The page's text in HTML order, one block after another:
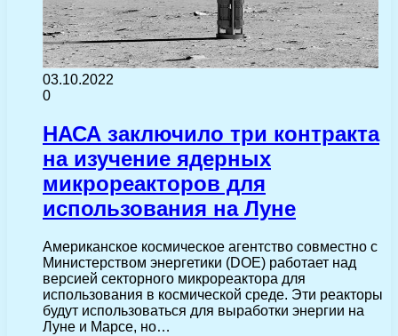
03.10.2022
0
НАСА заключило три контракта
на изучение ядерных
микрореакторов для
использования на Луне
Американское космическое агентство совместно с
Министерством энергетики (DOE) работает над
версией секторного микрореактора для
использования в космической среде. Эти реакторы
будут использоваться для выработки энергии на
Луне и Марсе, но…